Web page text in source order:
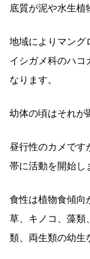
底質が泥や水生植
地域によりマング
イシガメ科のハコ
なります。
幼体の頃はそれが
昼行性のカメです
帯に活動を開始し
食性は植物食傾向
草、キノコ、藻類
類、両生類の幼生